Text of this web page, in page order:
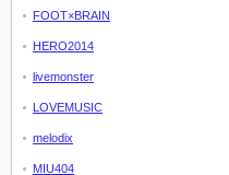
FOOT×BRAIN
HERO2014
livemonster
LOVEMUSIC
melodix
MIU404